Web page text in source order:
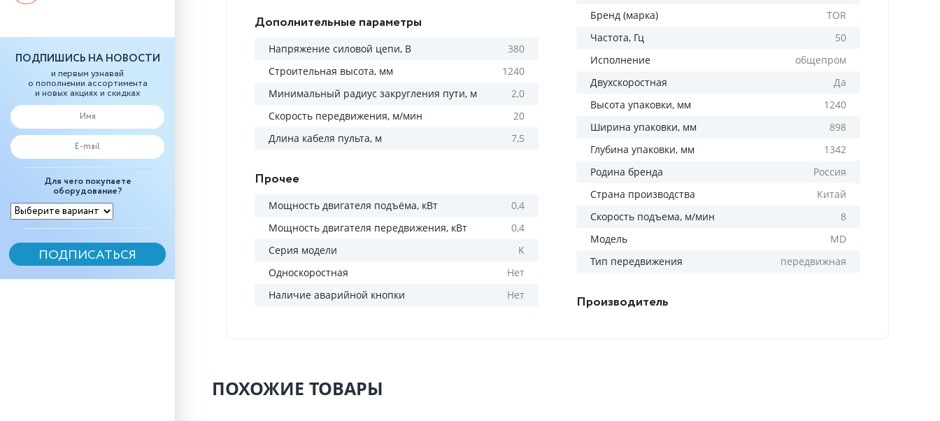
ПОДПИШИСЬ НА НОВОСТИ
и первым узнавай
о пополнении ассортимента
и новых акциях и скидках
Для чего покупаете
оборудование?
Дополнительные параметры
Напряжение силовой цепи, В
380
Строительная высота, мм
1240
Минимальный радиус закругления пути, м
2,0
Скорость передвижения, м/мин
20
Длина кабеля пульта, м
7,5
Прочее
Мощность двигателя подъёма, кВт
0,4
Мощность двигателя передвижения, кВт
0,4
Серия модели
K
Односкоростная
Нет
Наличие аварийной кнопки
Нет
Бренд (марка)
TOR
Частота, Гц
50
Исполнение
общепром
Двухскоростная
Да
Высота упаковки, мм
1240
Ширина упаковки, мм
898
Глубина упаковки, мм
1342
Родина бренда
Россия
Страна производства
Китай
Скорость подъема, м/мин
8
Модель
MD
Тип передвижения
передвижная
Производитель
ПОХОЖИЕ ТОВАРЫ